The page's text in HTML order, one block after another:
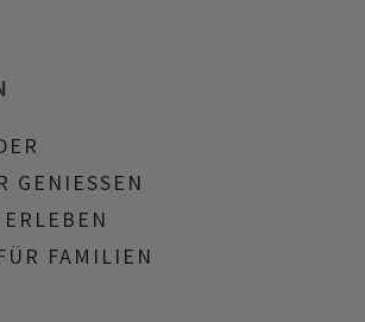
GENIESSEN
FAMILIEN